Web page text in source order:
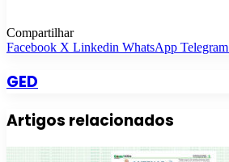
Compartilhar
Facebook X Linkedin WhatsApp Telegram
GED
Artigos relacionados